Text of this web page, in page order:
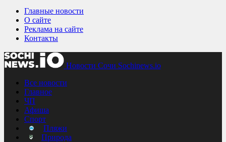
Главные новости
О сайте
Реклама на сайте
Контакты
Новости Сочи Sochinews.io
Все новости
Главное
ЧП
Афиша
Спорт
Пляжи
Природа